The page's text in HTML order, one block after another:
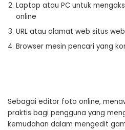
Laptop atau PC untuk
online
URL atau alamat web situs
Browser mesin pencari yang
Sebagai editor foto online,
praktis bagi pengguna yang
kemudahan dalam mengedit